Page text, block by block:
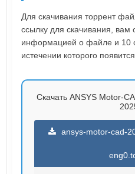
Для скачивания торрент
ссылку для скачивания, вам
информацией о файле и 10
истечении которого
Скачать ANSYS Motor-
ansys-motor-cad-